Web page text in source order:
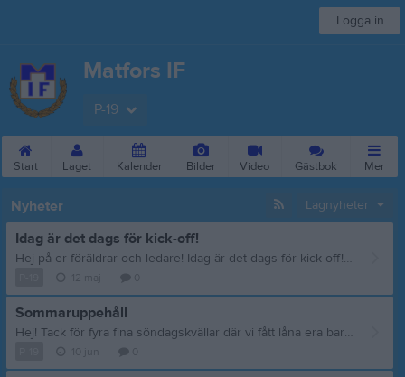
Logga in
Matfors IF
P-19
Start Laget Kalender Bilder Video Gästbok Mer
Nyheter Lagnyheter
Idag är det dags för kick-off!
Hej på er föräldrar och ledare! Idag är det dags för kick-off! Liten påminnelse om tiderna för idag. Starttiderna ser ut som följande: 17:30 Flickor 2019, 2020 - 2021 18:15 Pojkar 2019, 2020-2021 Kvällen startar med en aktivitet med kyrkans personal efter det kommer ni få gå till en angiven plats på Thulevallen för presentation av era ledare, information samt utlämning av klädpaket. Då detta bara är en uppstart av fotbollsskolan och inget träningstillfällle så kan ni komma som ni är och behöver inte ha på er träningskläder :) Informationsblad kommer att delas ut till varje barn i samband med att vi delar ut spelarpaketet. I informationsbladet finner ni alla datum för träningstiderna denna års fotbollsskola samt kontaktuppgifter till ledarna. Träningstillfällena kommer att vara på söndagar, kl 18:00 med start denna söndag 17/5. Har ni frågor? Skicka ett mejl till mig så kan jag hjälpa! matforsif@folkanmatfors.se Med vänlig hälsning, Ida, Kanslist Matfors IF och ansvarig för fotbollsskolan
Sommaruppehåll
Hej! Tack för fyra fina söndagskvällar där vi fått låna era barn en stund. Det är så otroligt roligt att se utvecklingen och glädjen hos dem. Nu tar vi sommaruppehåll till den 2 aug (kallelse kommer). Vi kommer under sommaren göra en riktig kallelse till Ånäscupen den 30 aug där det är viktigt att ni svarar. Detta så vi kan planera deltagandet på bästa sätt. Soliga hälsningar från Ledarna